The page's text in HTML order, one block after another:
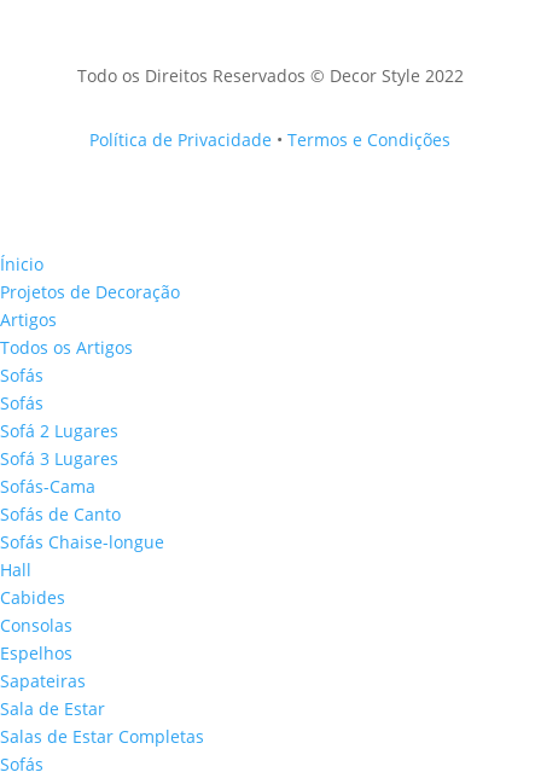
Todo os Direitos Reservados © Decor Style 2022
Política de Privacidade •Termos e Condições
Ínicio
Projetos de Decoração
Artigos
Todos os Artigos
Sofás
Sofás
Sofá 2 Lugares
Sofá 3 Lugares
Sofás-Cama
Sofás de Canto
Sofás Chaise-longue
Hall
Cabides
Consolas
Espelhos
Sapateiras
Sala de Estar
Salas de Estar Completas
Sofás